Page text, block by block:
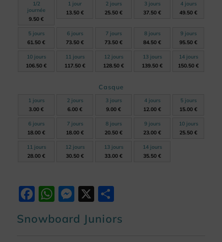
1/2
journée
9.50 €
1 jour
13.50 €
2 jours
25.50 €
3 jours
37.50 €
4 jours
49.50 €
5 jours
61.50 €
6 jours
73.50 €
7 jours
73.50 €
8 jours
84.50 €
9 jours
95.50 €
10 jours
106.50 €
11 jours
117.50 €
12 jours
128.50 €
13 jours
139.50 €
14 jours
150.50 €
Casque
1 jours
3.00 €
2 jours
6.00 €
3 jours
9.00 €
4 jours
12.00 €
5 jours
15.00 €
6 jours
18.00 €
7 jours
18.00 €
8 jours
20.50 €
9 jours
23.00 €
10 jours
25.50 €
11 jours
28.00 €
12 jours
30.50 €
13 jours
33.00 €
14 jours
35.50 €
Facebook
WhatsApp
Messenger
X
Snowboard Juniors